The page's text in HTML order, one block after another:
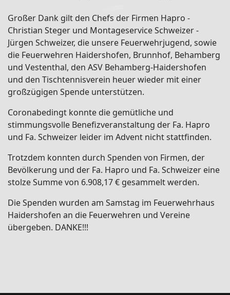
Großer Dank gilt den Chefs der Firmen Hapro -
Christian Steger und Montageservice Schweizer -
Jürgen Schweizer, die unsere Feuerwehrjugend, sowie
die Feuerwehren Haidershofen, Brunnhof, Behamberg
und Vestenthal, den ASV Behamberg-Haidershofen
und den Tischtennisverein heuer wieder mit einer
großzügigen Spende unterstützen.
Coronabedingt konnte die gemütliche und
stimmungsvolle Benefizveranstaltung der Fa. Hapro
und Fa. Schweizer leider im Advent nicht stattfinden.
Trotzdem konnten durch Spenden von Firmen, der
Bevölkerung und der Fa. Hapro und Fa. Schweizer eine
stolze Summe von 6.908,17 € gesammelt werden.
Die Spenden wurden am Samstag im Feuerwehrhaus
Haidershofen an die Feuerwehren und Vereine
übergeben. DANKE!!!